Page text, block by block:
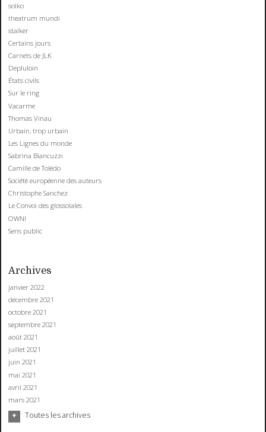
solko
theatrum mundi
stalker
Certains jours
Carnets de JLK
Depluloin
États civils
Sur le ring
Vacarme
Thomas Vinau
Urbain, trop urbain
Les Lignes du monde
Sabrina Biancuzzi
Camille de Tolédo
Société européenne des auteurs
Christophe Sanchez
Le Convoi des glossolales
OWNI
Sens public
Archives
janvier 2022
décembre 2021
octobre 2021
septembre 2021
août 2021
juillet 2021
juin 2021
mai 2021
avril 2021
mars 2021
Toutes les archives